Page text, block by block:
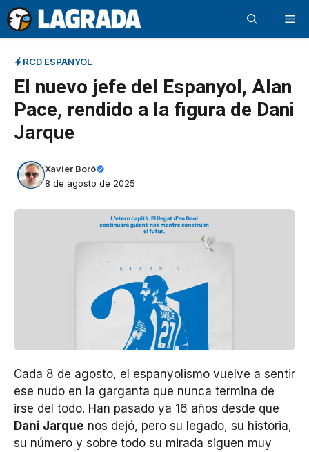
Saltar
al
contenido
RCD ESPANYOL
El nuevo jefe del Espanyol, Alan
Pace, rendido a la figura de Dani
Jarque
Xavier Boró
8 de agosto de 2025
Cada 8 de agosto, el espanyolismo vuelve a sentir
ese nudo en la garganta que nunca termina de
irse del todo. Han pasado ya 16 años desde que
Dani Jarque nos dejó, pero su legado, su historia,
su número y sobre todo su mirada siguen muy